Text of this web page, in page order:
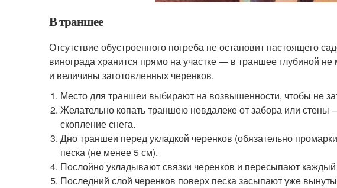
В траншее
Отсутствие обустроенного погреба не остановит настоящего
винограда хранится прямо на участке — в траншее глубиной
и величины заготовленных черенков.
Место для траншеи выбирают на возвышенности, чтобы не
Желательно копать траншею невдалеке от забора или стены
скопление снега.
Дно траншеи перед укладкой черенков (обязательно
песка (не менее 5 см).
Послойно укладывают связки черенков и пересыпают
Последний слой черенков поверх песка засыпают уже